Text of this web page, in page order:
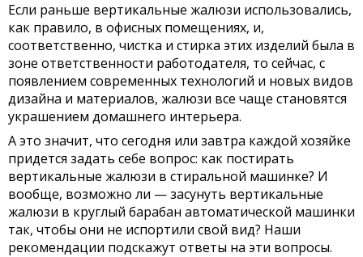
Если раньше вертикальные жалюзи использовались,
как правило, в офисных помещениях, и,
соответственно, чистка и стирка этих изделий была в
зоне ответственности работодателя, то сейчас, с
появлением современных технологий и новых видов
дизайна и материалов, жалюзи все чаще становятся
украшением домашнего интерьера.
А это значит, что сегодня или завтра каждой хозяйке
придется задать себе вопрос: как постирать
вертикальные жалюзи в стиральной машинке? И
вообще, возможно ли — засунуть вертикальные
жалюзи в круглый барабан автоматической машинки
так, чтобы они не испортили свой вид? Наши
рекомендации подскажут ответы на эти вопросы.